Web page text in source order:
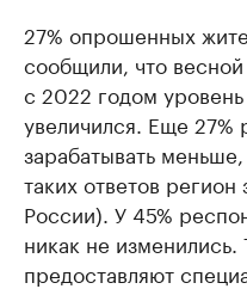
27% опрошенных
сообщили, что
с 2022 годом
увеличился. Еще 27%
зарабатывать
таких ответов
России). У 45%
никак не
предоставляют